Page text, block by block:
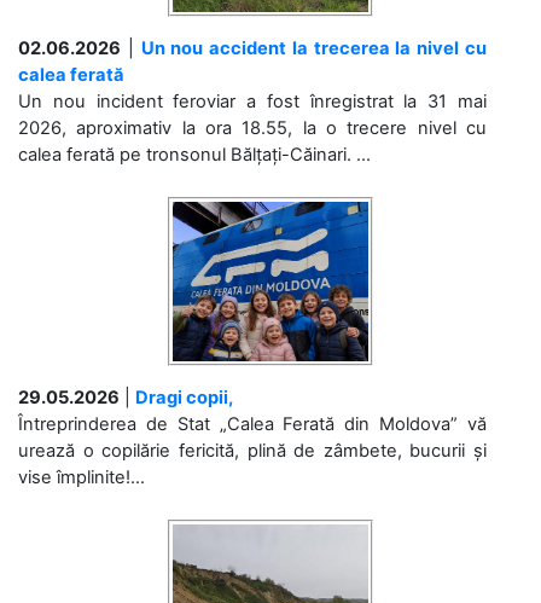
02.06.2026
Un nou accident la trecerea la nivel cu
calea ferată
Un nou incident feroviar a fost înregistrat la 31 mai
2026, aproximativ la ora 18.55, la o trecere nivel cu
calea ferată pe tronsonul Bălțați-Căinari. ...
29.05.2026
Dragi copii,
Întreprinderea de Stat „Calea Ferată din Moldova” vă
urează o copilărie fericită, plină de zâmbete, bucurii și
vise împlinite!...